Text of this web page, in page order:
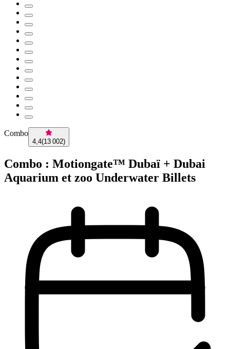
Combo
4,4(13 002)
Combo : Motiongate™ Dubaï + Dubai
Aquarium et zoo Underwater Billets